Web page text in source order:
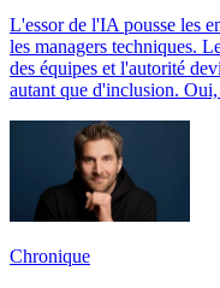
L'essor de l'IA pousse les
les managers techniques.
des équipes et l'autorité
autant que d'inclusion. Oui,
Chronique